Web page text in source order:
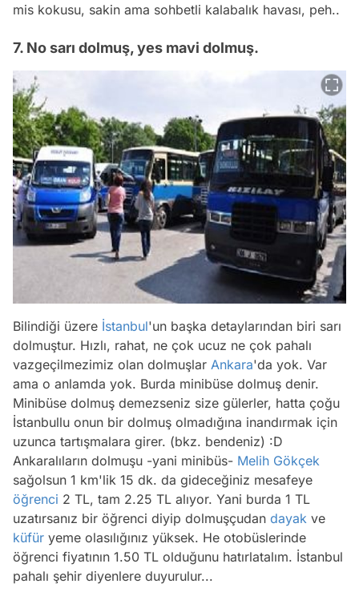
mis kokusu, sakin ama sohbetli kalabalık havası, peh..
7. No sarı dolmuş, yes mavi dolmuş.
Bilindiği üzere İstanbul'un başka detaylarından biri sarı
dolmuştur. Hızlı, rahat, ne çok ucuz ne çok pahalı
vazgeçilmezimiz olan dolmuşlar Ankara'da yok. Var
ama o anlamda yok. Burda minibüse dolmuş denir.
Minibüse dolmuş demezseniz size gülerler, hatta çoğu
İstanbullu onun bir dolmuş olmadığına inandırmak için
uzunca tartışmalara girer. (bkz. bendeniz) :D
Ankaralıların dolmuşu -yani minibüs- Melih Gökçek
sağolsun 1 km'lik 15 dk. da gideceğiniz mesafeye
öğrenci 2 TL, tam 2.25 TL alıyor. Yani burda 1 TL
uzatırsanız bir öğrenci diyip dolmuşçudan dayak ve
küfür yeme olasılığınız yüksek. He otobüslerinde
öğrenci fiyatının 1.50 TL olduğunu hatırlatalım. İstanbul
pahalı şehir diyenlere duyurulur...